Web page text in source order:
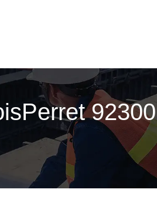
92300